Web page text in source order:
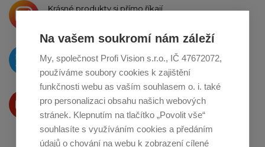
Na vašem soukromí nám záleží
My, společnost Profi Vision s.r.o., IČ 47672072,
používáme soubory cookies k zajištění
funkčnosti webu as vaším souhlasem o. i. také
pro personalizaci obsahu našich webových
stránek. Klepnutím na tlačítko „Povolit vše“
souhlasíte s využíváním cookies a předáním
údajů o chování na webu k zobrazení cílené
Krásné produkty si přímo říkají
O novinkách píšeme
naTwitteru
Produkty Vám představujeme
na Youtube